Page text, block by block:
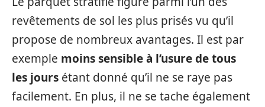
revêtements de sol les plus prisés vu qu’il
propose de nombreux avantages. Il est par
exemple moins sensible à l’usure de tous
les jours étant donné qu’il ne se raye pas
facilement. En plus, il ne se tache également